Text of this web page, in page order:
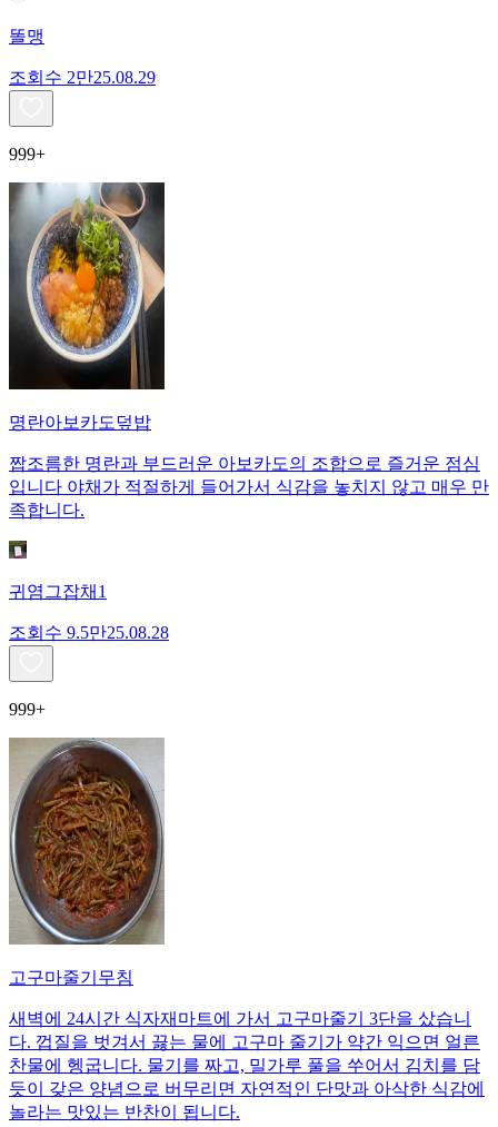
똘맹
조회수 2만25.08.29
999+
명란아보카도덮밥
짭조름한 명란과 부드러운 아보카도의 조합으로 즐거운 점심
입니다 야채가 적절하게 들어가서 식감을 놓치지 않고 매우 만
족합니다.
귀염그잡채1
조회수 9.5만25.08.28
999+
고구마줄기무침
새벽에 24시간 식자재마트에 가서 고구마줄기 3단을 샀습니
다. 껍질을 벗겨서 끓는 물에 고구마 줄기가 약간 익으면 얼른
찬물에 헹굽니다. 물기를 짜고, 밀가루 풀을 쑤어서 김치를 담
듯이 갖은 양념으로 버무리면 자연적인 단맛과 아삭한 식감에
놀라는 맛있는 반찬이 됩니다.